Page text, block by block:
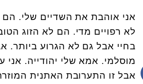
אני אוהבת את השדיים שלי. הם
לא רפויים מדי. הם לא הזוג
בחיי אבל גם לא הגרוע ביותר.
מוסלמי. אמא שלי יהודייה. אני
אבל זו התערובת האתנית